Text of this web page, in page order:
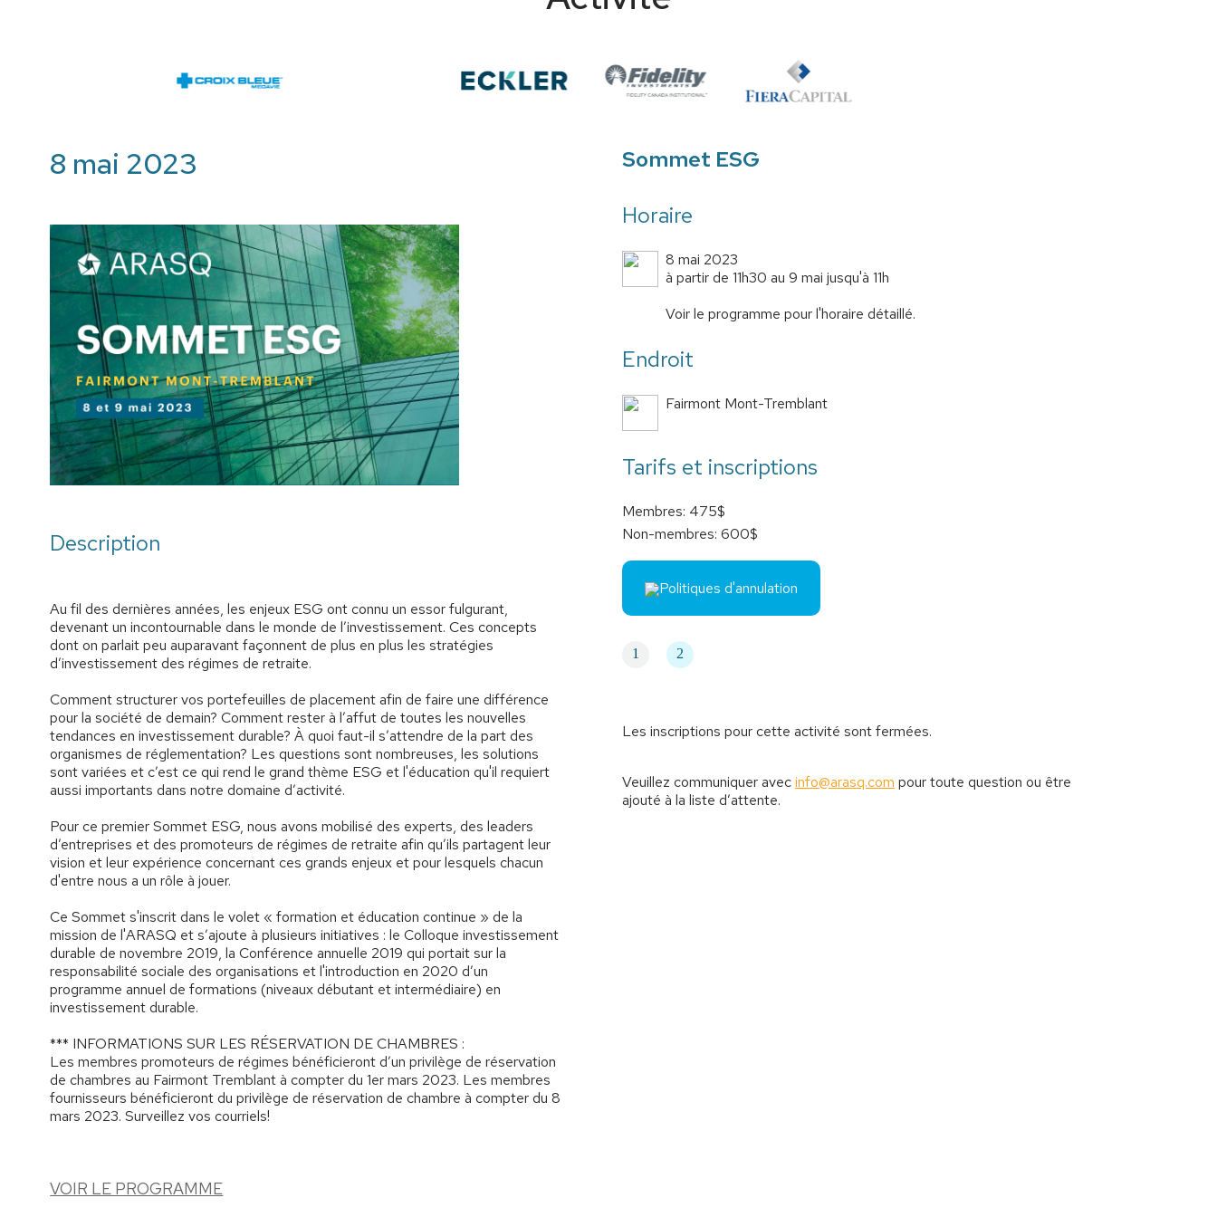
8 mai 2023
Description
Au fil des dernières années, les enjeux ESG ont connu un essor fulgurant,
devenant un incontournable dans le monde de l’investissement. Ces concepts
dont on parlait peu auparavant façonnent de plus en plus les stratégies
d’investissement des régimes de retraite.
Comment structurer vos portefeuilles de placement afin de faire une différence
pour la société de demain? Comment rester à l’affut de toutes les nouvelles
tendances en investissement durable? À quoi faut-il s’attendre de la part des
organismes de réglementation? Les questions sont nombreuses, les solutions
sont variées et c’est ce qui rend le grand thème ESG et l'éducation qu'il requiert
aussi importants dans notre domaine d’activité.
Pour ce premier Sommet ESG, nous avons mobilisé des experts, des leaders
d’entreprises et des promoteurs de régimes de retraite afin qu’ils partagent leur
vision et leur expérience concernant ces grands enjeux et pour lesquels chacun
d'entre nous a un rôle à jouer.
Ce Sommet s'inscrit dans le volet « formation et éducation continue » de la
mission de l'ARASQ et s’ajoute à plusieurs initiatives : le Colloque investissement
durable de novembre 2019, la Conférence annuelle 2019 qui portait sur la
responsabilité sociale des organisations et l'introduction en 2020 d’un
programme annuel de formations (niveaux débutant et intermédiaire) en
investissement durable.
*** INFORMATIONS SUR LES RÉSERVATION DE CHAMBRES :
Les membres promoteurs de régimes bénéficieront d’un privilège de réservation
de chambres au Fairmont Tremblant à compter du 1er mars 2023. Les membres
fournisseurs bénéficieront du privilège de réservation de chambre à compter du 8
mars 2023. Surveillez vos courriels!
VOIR LE PROGRAMME
Sommet ESG
Horaire
8 mai 2023
à partir de 11h30 au 9 mai jusqu'à 11h
Voir le programme pour l'horaire détaillé.
Endroit
Fairmont Mont-Tremblant
Tarifs et inscriptions
Membres: 475$
Non-membres: 600$
Politiques d'annulation
1 2
Les inscriptions pour cette activité sont fermées.
Veuillez communiquer avecinfo@arasq.com pour toute question ou être
ajouté à la liste d’attente.